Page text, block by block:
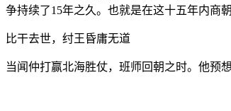
争持续了15年之久。也就是在这十五年内商
比干去世，纣王昏庸无道
当闻仲打赢北海胜仗，班师回朝之时。他预